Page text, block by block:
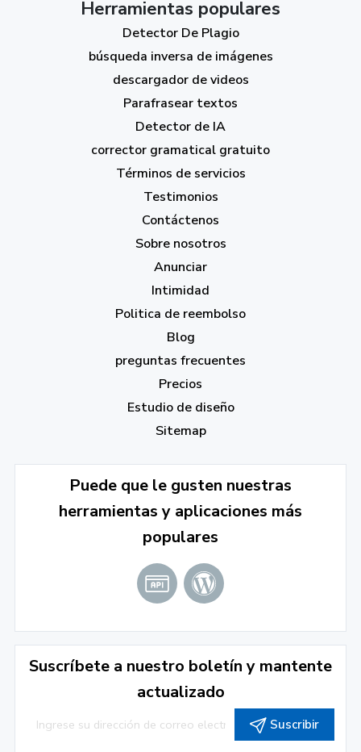
Herramientas populares
Detector De Plagio
búsqueda inversa de imágenes
descargador de videos
Parafrasear textos
Detector de IA
corrector gramatical gratuito
Términos de servicios
Testimonios
Contáctenos
Sobre nosotros
Anunciar
Intimidad
Politica de reembolso
Blog
preguntas frecuentes
Precios
Estudio de diseño
Sitemap
Puede que le gusten nuestras
herramientas y aplicaciones más
populares
Suscríbete a nuestro boletín y mantente
actualizado
Suscribir